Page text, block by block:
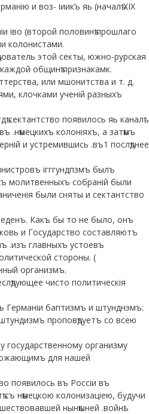
и воз- іиик’ь яь (началѣ XIX
іво (второй половинѣ прошлаго
колонистами.
этой секты, южно-рурская
общинѣ признакамк.
или мшонитства и т. д.
клочками ученій разныхъ
сектантство появилось яь каналѣ
.нѣмецкихъ колоніяхъ, а затѣмъ
и устремившись .въ1 послѣднее
ігггундпзмъ былъ
молитвенныхъ собраній были
были сняты и сектантство
Какъ бы то не было, онъ
и Государство составляютъ
.изъ главныхъ устоевъ
стороны. (
организмъ.
чисто политическія
баптизмъ и штунднэмъ:
проповѣдуетъ со всею
государственному организму
для нашей
появилось въ Россіи въ
съ нѣмецкою колонизаціею, будучи
нынѣшней .войнѣ.